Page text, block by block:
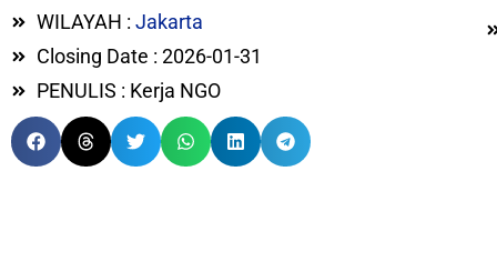
WILAYAH : Jakarta
Closing Date : 2026-01-31
PENULIS : Kerja NGO